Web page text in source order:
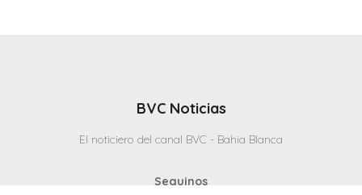
BVC Noticias
El noticiero del canal BVC - Bahia Blanca
Seguinos